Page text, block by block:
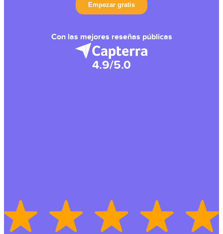
Con las mejores reseñas públicas
4.9/5.0